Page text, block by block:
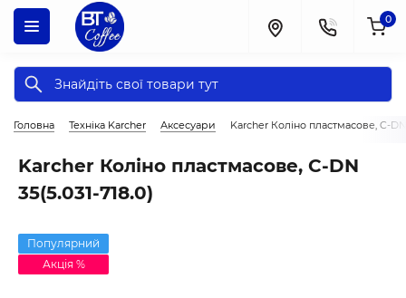
0
Головна Техніка Karcher Аксесуари Karcher Коліно пластмасове, C-DN
Karcher Коліно пластмасове, C-DN
35(5.031-718.0)
Популярний
Акція %